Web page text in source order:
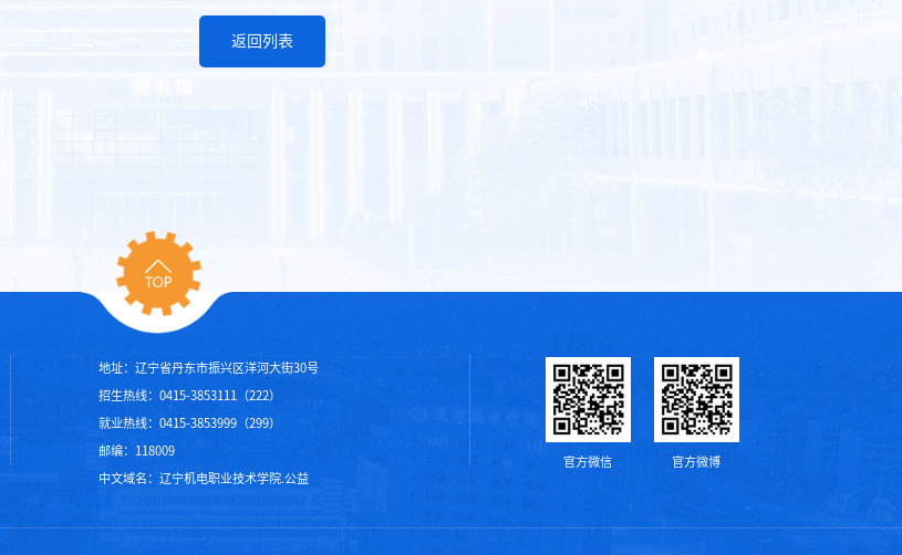
返回列表
地址：辽宁省丹东市振兴区洋河大街30号
招生热线：0415-3853111（222）
就业热线：0415-3853999（299）
邮编：118009
中文域名：辽宁机电职业技术学院.公益
官方微信 官方微博